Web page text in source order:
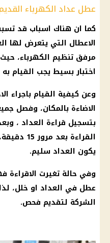
عطل عداد الكهرباء
كما ان هناك اسباب قد
الاعطال التي يتعرض لها
مرفق تنظيم الكهرباء،
اختبار بسيط يجب القيام
وعن كيفية القيام باجراء
الاضاءة بالمكان، وفصل
بتسجيل قراءة العداد ،
القراءة
يكون العداد سليم.
وفي حالة تغيرت
عطل في العداد او خلل،
الشركة لتقديم فحص.